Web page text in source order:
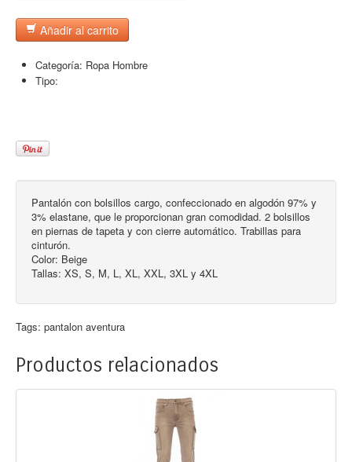
Añadir al carrito
Categoría: Ropa Hombre
Tipo:
Pantalón con bolsillos cargo, confeccionado en algodón 97% y
3% elastane, que le proporcionan gran comodidad. 2 bolsillos
en piernas de tapeta y con cierre automático. Trabillas para
cinturón.
Color: Beige
Tallas: XS, S, M, L, XL, XXL, 3XL y 4XL
Tags: pantalon aventura
Productos relacionados